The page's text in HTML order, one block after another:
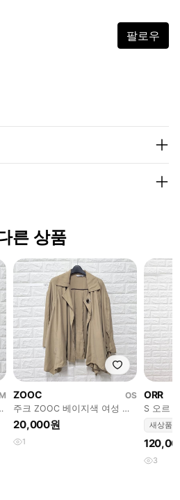
팔로우
른 상품
ZOOC
OS
주크 ZOOC 베이지색 여성 자
켓 FREE
20,000원
1
ORR
S 오르
스 새상
새상품
3